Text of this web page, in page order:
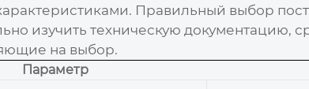
Правильный выбор
изучить техническую документацию,
на выбор.
Параметр